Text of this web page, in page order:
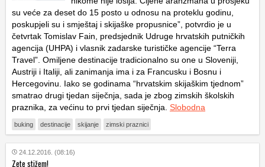
su veće za deset do 15 posto u odnosu na proteklu godinu,
poskupjeli su i smještaj i skijaške propusnice”, potvrdio je u
četvrtak Tomislav Fain, predsjednik Udruge hrvatskih putničkih
agencija (UHPA) i vlasnik zadarske turističke agencije “Terra
Travel”. Omiljene destinacije tradicionalno su one u Sloveniji,
Austriji i Italiji, ali zanimanja ima i za Francusku i Bosnu i
Hercegovinu. Iako se godinama “hrvatskim skijaškim tjednom”
smatrao drugi tjedan siječnja, sada je zbog zimskih školskih
praznika, za većinu to prvi tjedan siječnja. Slobodna
buking destinacije skijanje zimski praznici
24.12.2016. (08:16)
Zete stižem!